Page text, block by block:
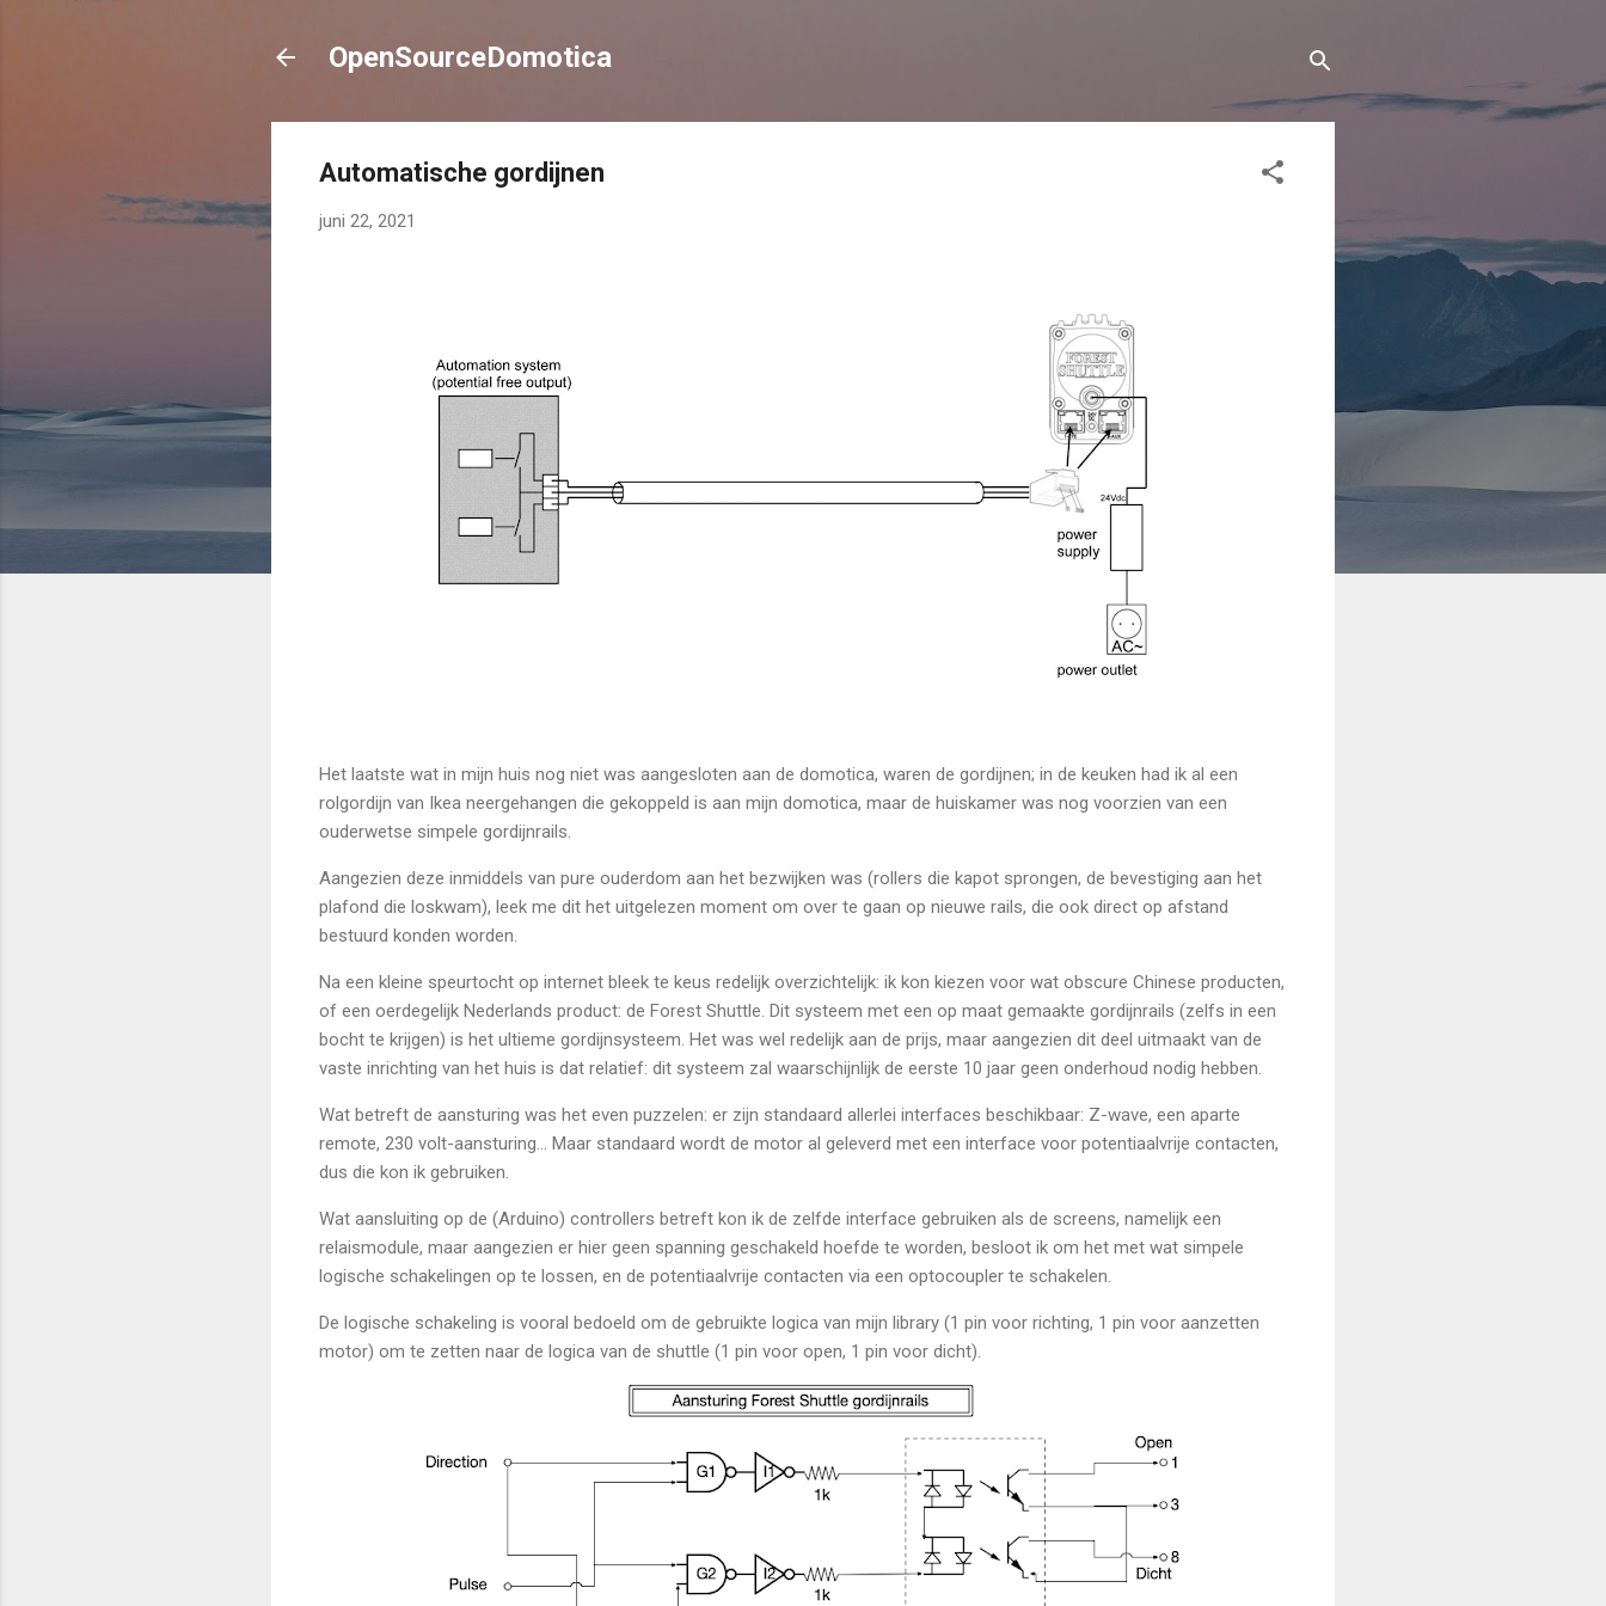
OpenSourceDomotica
Automatische gordijnen
juni 22, 2021
Het laatste wat in mijn huis nog niet was aangesloten aan de domotica, waren de gordijnen; in de keuken had ik al een
rolgordijn van Ikea neergehangen die gekoppeld is aan mijn domotica, maar de huiskamer was nog voorzien van een
ouderwetse simpele gordijnrails.
Aangezien deze inmiddels van pure ouderdom aan het bezwijken was (rollers die kapot sprongen, de bevestiging aan het
plafond die loskwam), leek me dit het uitgelezen moment om over te gaan op nieuwe rails, die ook direct op afstand
bestuurd konden worden.
Na een kleine speurtocht op internet bleek te keus redelijk overzichtelijk: ik kon kiezen voor wat obscure Chinese producten,
of een oerdegelijk Nederlands product: de Forest Shuttle. Dit systeem met een op maat gemaakte gordijnrails (zelfs in een
bocht te krijgen) is het ultieme gordijnsysteem. Het was wel redelijk aan de prijs, maar aangezien dit deel uitmaakt van de
vaste inrichting van het huis is dat relatief: dit systeem zal waarschijnlijk de eerste 10 jaar geen onderhoud nodig hebben.
Wat betreft de aansturing was het even puzzelen: er zijn standaard allerlei interfaces beschikbaar: Z-wave, een aparte
remote, 230 volt-aansturing… Maar standaard wordt de motor al geleverd met een interface voor potentiaalvrije contacten,
dus die kon ik gebruiken.
Wat aansluiting op de (Arduino) controllers betreft kon ik de zelfde interface gebruiken als de screens, namelijk een
relaismodule, maar aangezien er hier geen spanning geschakeld hoefde te worden, besloot ik om het met wat simpele
logische schakelingen op te lossen, en de potentiaalvrije contacten via een optocoupler te schakelen.
De logische schakeling is vooral bedoeld om de gebruikte logica van mijn library (1 pin voor richting, 1 pin voor aanzetten
motor) om te zetten naar de logica van de shuttle (1 pin voor open, 1 pin voor dicht).